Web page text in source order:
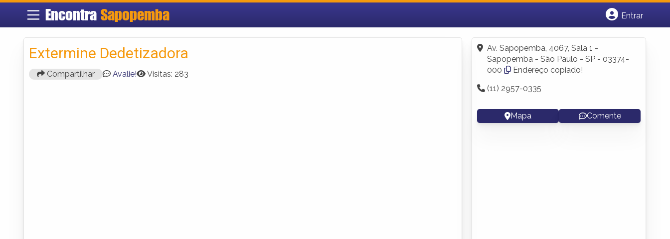
Encontra Sapopemba
Entrar
Fazer login
Criar conta
Extermine Dedetizadora
Compartilhar Avalie! Visitas: 283
Av. Sapopemba, 4067, Sala 1 -
Sapopemba - São Paulo - SP - 03374-
000
Endereço copiado!
(11) 2957-0335
Mapa Comente